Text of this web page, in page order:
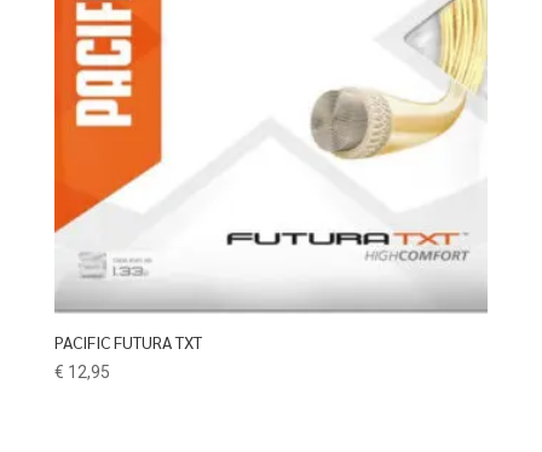
PACIFIC FUTURA TXT
€ 12,95